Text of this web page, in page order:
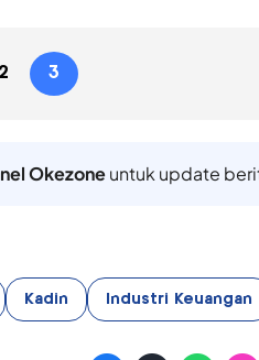
2 3
Okezoneuntuk update
Kadin Industri Keuangan